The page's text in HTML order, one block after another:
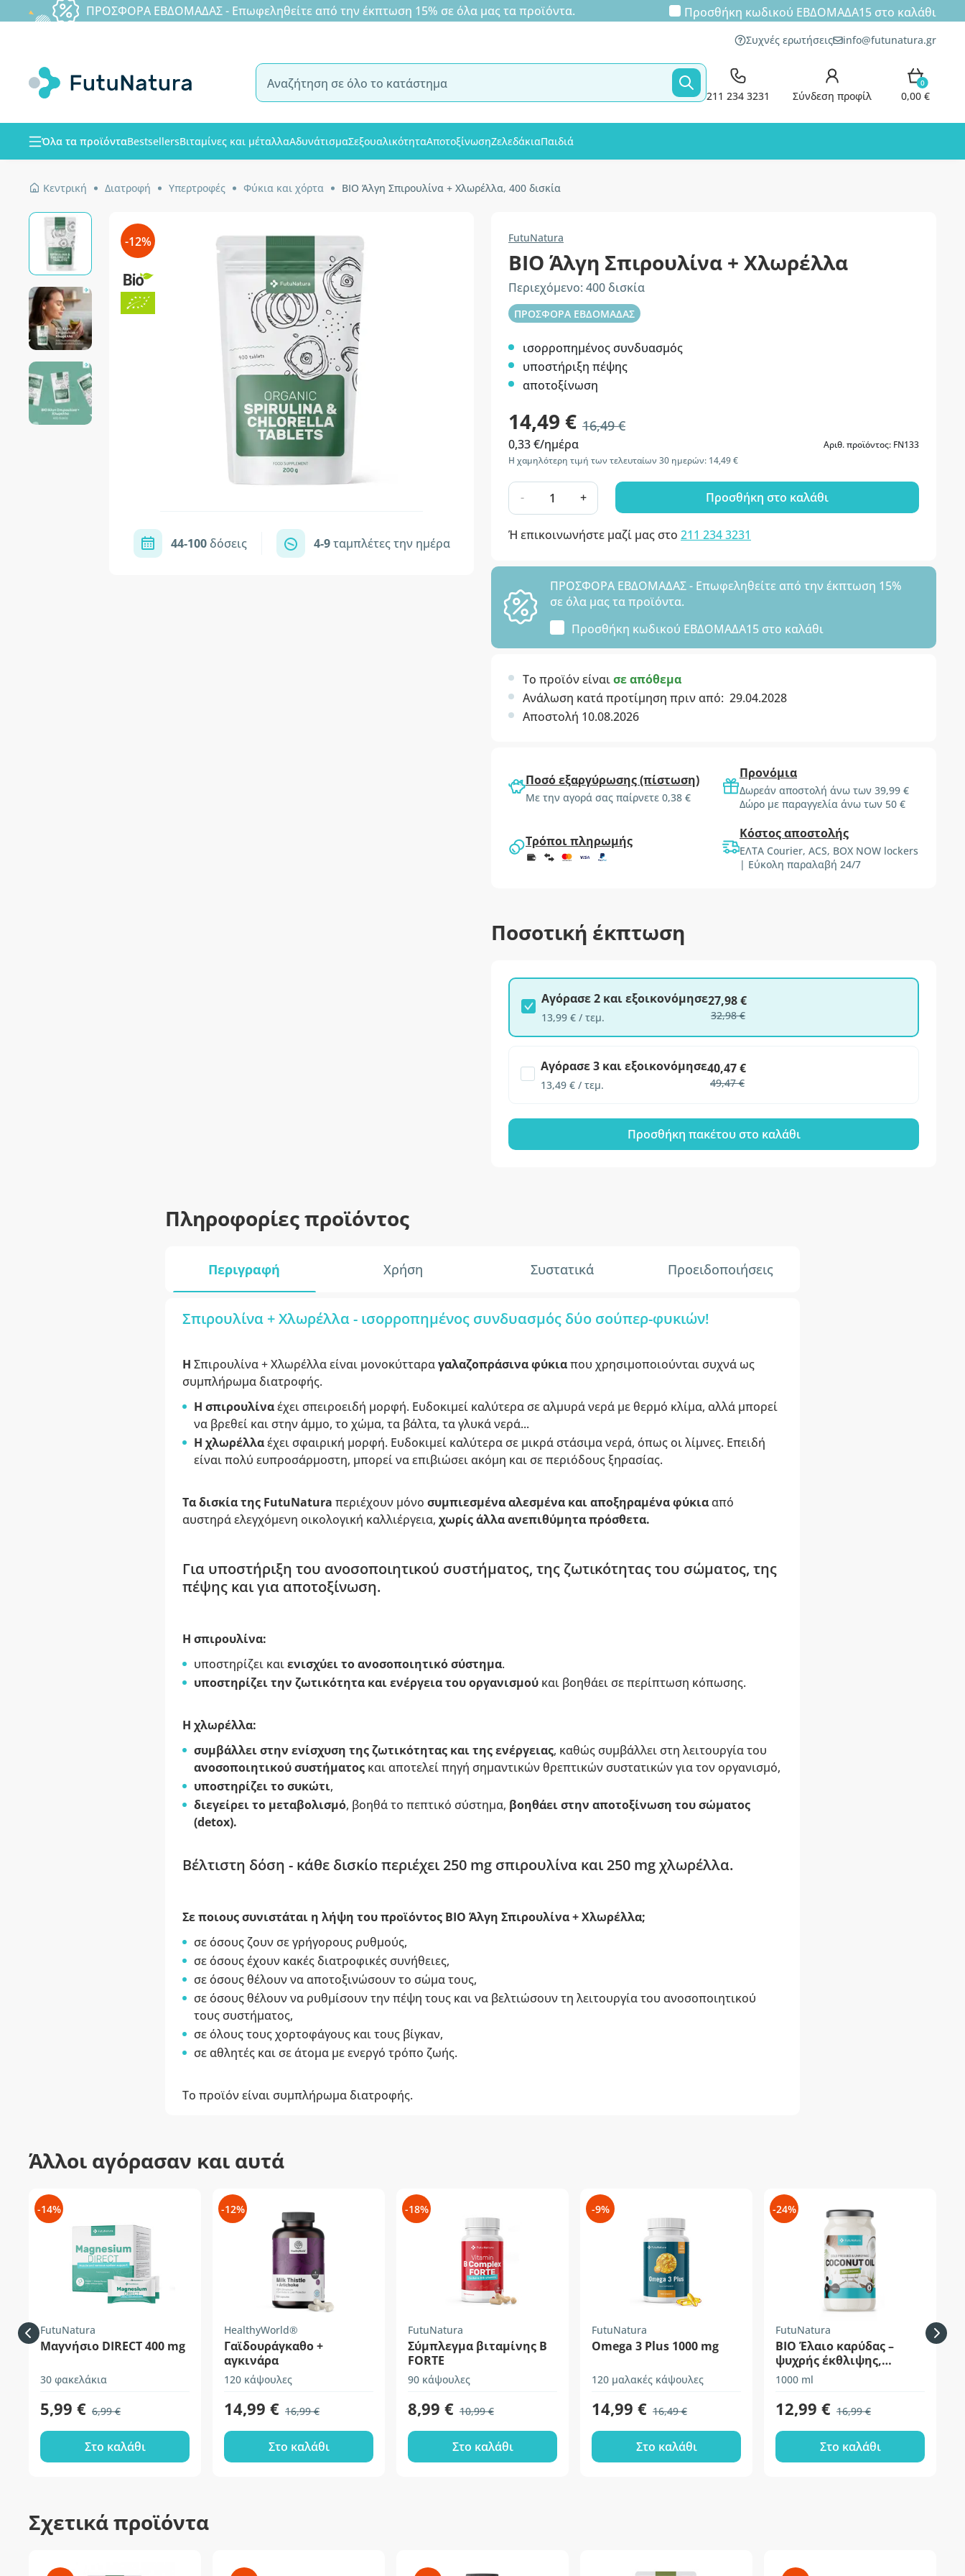
ΠΡΟΣΦΟΡΑ ΕΒΔΟΜΑΔΑΣ - Επωφεληθείτε από την έκπτωση 15% σε όλα μας τα προϊόντα. Προσθήκη κωδικού ΕΒΔΟΜΑΔΑ15στο καλάθι
Συχνές ερωτήσεις info@futunatura.gr
211 234 3231 Σύνδεση προφίλ
0
0,00 €
Όλα τα προϊόνταBestsellersΒιταμίνες και μέταλλαΑδυνάτισμαΣεξουαλικότηταΑποτοξίνωσηΖελεδάκιαΠαιδιά
Κεντρική Διατροφή Υπερτροφές Φύκια και χόρτα BIO Άλγη Σπιρουλίνα + Χλωρέλλα, 400 δισκία
-12%
44-100δόσεις 4-9ταμπλέτες την ημέρα
FutuNatura
BIO Άλγη Σπιρουλίνα + Χλωρέλλα
Περιεχόμενο: 400 δισκία
ΠΡΟΣΦΟΡΑ ΕΒΔΟΜΑΔΑΣ
ισορροπημένος συνδυασμός
υποστήριξη πέψης
αποτοξίνωση
14,49 € 16,49 €
0,33 €/ημέρα
Αριθ. προϊόντος: FN133
Η χαμηλότερη τιμή των τελευταίων 30 ημερών: 14,49 €
- + Προσθήκη στο καλάθι
Ή επικοινωνήστε μαζί μας στο 211 234 3231
ΠΡΟΣΦΟΡΑ ΕΒΔΟΜΑΔΑΣ - Επωφεληθείτε από την έκπτωση 15%
σε όλα μας τα προϊόντα.
Προσθήκη κωδικού ΕΒΔΟΜΑΔΑ15 στο καλάθι
Το προϊόν είναισε απόθεμα
Ανάλωση κατά προτίμηση πριν από: 29.04.2028
Αποστολή 10.08.2026
Ποσό εξαργύρωσης (πίστωση)
Με την αγορά σας παίρνετε 0,38 €
Προνόμια
Δωρεάν αποστολή άνω των 39,99 €
Δώρο με παραγγελία άνω των 50 €
Τρόποι πληρωμής Κόστος αποστολής
ΕΛΤΑ Courier, ACS, BOX NOW lockers
| Εύκολη παραλαβή 24/7
Ποσοτική έκπτωση
Αγόρασε 2 και εξοικονόμησε
13,99 € / τεμ.
27,98 €
32,98 €
Αγόρασε 3 και εξοικονόμησε
13,49 € / τεμ.
40,47 €
49,47 €
Προσθήκη πακέτου στο καλάθι
Πληροφορίες προϊόντος
Περιγραφή Χρήση Συστατικά Προειδοποιήσεις
Σπιρουλίνα + Χλωρέλλα - ισορροπημένος συνδυασμός δύο σούπερ-φυκιών!
Η Σπιρουλίνα + Χλωρέλλα είναι μονοκύτταραγαλαζοπράσινα φύκιαπου χρησιμοποιούνται συχνά ως
συμπλήρωμα διατροφής.
Η σπιρουλίναέχει σπειροειδή μορφή. Ευδοκιμεί καλύτερα σε αλμυρά νερά με θερμό κλίμα, αλλά μπορεί
να βρεθεί και στην άμμο, το χώμα, τα βάλτα, τα γλυκά νερά...
Η χλωρέλλαέχει σφαιρική μορφή. Ευδοκιμεί καλύτερα σε μικρά στάσιμα νερά, όπως οι λίμνες. Επειδή
είναι πολύ ευπροσάρμοστη, μπορεί να επιβιώσει ακόμη και σε περιόδους ξηρασίας.
Τα δισκία της FutuNatura περιέχουν μόνο συμπιεσμένα αλεσμένα και αποξηραμένα φύκιααπό
αυστηρά ελεγχόμενη οικολογική καλλιέργεια, χωρίς άλλα ανεπιθύμητα πρόσθετα.
Για υποστήριξη του ανοσοποιητικού συστήματος, της ζωτικότητας του σώματος, της
πέψης και για αποτοξίνωση.
Η σπιρουλίνα:
υποστηρίζει καιενισχύει το ανοσοποιητικό σύστημα.
υποστηρίζει την ζωτικότητα και ενέργεια του οργανισμού και βοηθάει σε περίπτωση κόπωσης.
Η χλωρέλλα:
συμβάλλει στην ενίσχυση της ζωτικότητας και της ενέργειας, καθώς συμβάλλει στη λειτουργία του
ανοσοποιητικού συστήματοςκαι αποτελεί πηγή σημαντικών θρεπτικών συστατικών για τον οργανισμό,
υποστηρίζει το συκώτι,
διεγείρει το μεταβολισμό, βοηθά το πεπτικό σύστημα, βοηθάει στην αποτοξίνωση του σώματος
(detox).
Βέλτιστη δόση - κάθε δισκίο περιέχει 250 mg σπιρουλίνα και 250 mg χλωρέλλα.
Σε ποιους συνιστάται η λήψη του προϊόντος BIO Άλγη Σπιρουλίνα + Χλωρέλλα;
σε όσους ζουν σε γρήγορους ρυθμούς,
σε όσους έχουν κακές διατροφικές συνήθειες,
σε όσους θέλουν να αποτοξινώσουν το σώμα τους,
σε όσους θέλουν να ρυθμίσουν την πέψη τους και να βελτιώσουν τη λειτουργία του ανοσοποιητικού
τους συστήματος,
σε όλους τους χορτοφάγους και τους βίγκαν,
σε αθλητές και σε άτομα με ενεργό τρόπο ζωής.
Το προϊόν είναι συμπλήρωμα διατροφής.
Άλλοι αγόρασαν και αυτά
-14%
FutuNatura
Μαγνήσιο DIRECT 400 mg
30 φακελάκια
5,99 € 6,99 €
Στο καλάθι
-12%
HealthyWorld®
Γαϊδουράγκαθο +
αγκινάρα
120 κάψουλες
14,99 € 16,99 €
Στο καλάθι
-18%
FutuNatura
Σύμπλεγμα βιταμίνης Β
FORTE
90 κάψουλες
8,99 € 10,99 €
Στο καλάθι
-9%
FutuNatura
Omega 3 Plus 1000 mg
120 μαλακές κάψουλες
14,99 € 16,49 €
Στο καλάθι
-24%
FutuNatura
BIO Έλαιο καρύδας –
ψυχρής έκθλιψης,
ανεπεξέργαστο
1000 ml
12,99 € 16,99 €
Στο καλάθι
Σχετικά προϊόντα